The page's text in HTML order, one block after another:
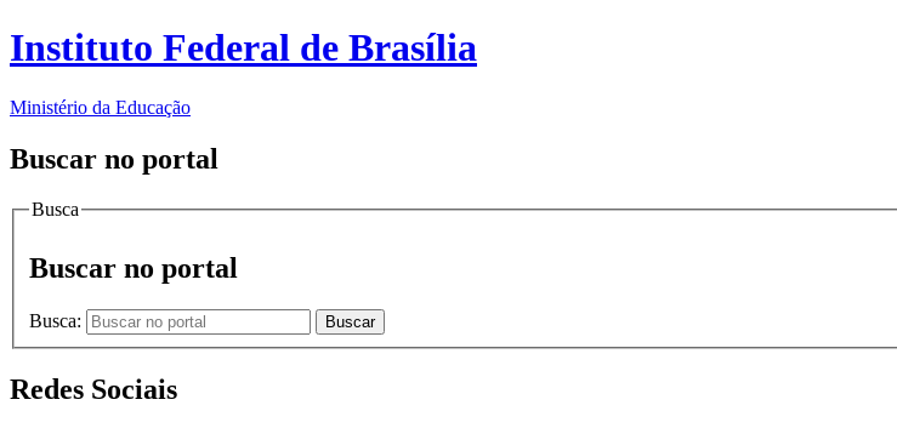
Instituto Federal de Brasília
Ministério da Educação
Buscar no portal
Busca
Buscar no portal
Busca: Buscar
Redes Sociais